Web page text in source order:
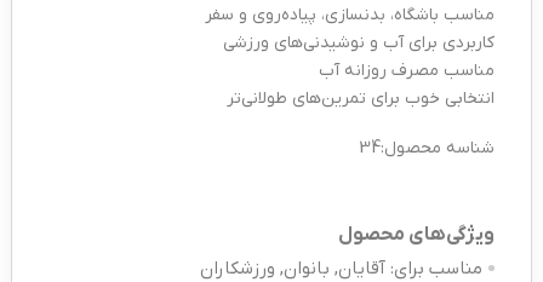
مناسب باشگاه، بدنسازی، پیاده‌روی و سفر
کاربردی برای آب و نوشیدنی‌های ورزشی
مناسب مصرف روزانه آب
انتخابی خوب برای تمرین‌های طولانی‌تر
شناسه محصول:34
ویژگی‌های محصول
مناسب برای: آقایان, بانوان, ورزشکاران